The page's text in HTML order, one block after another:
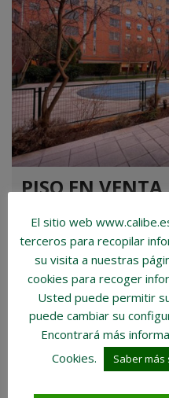
PISO EN
€285.000
Habitaciones: 2 Baños: 2
Tamaño de la propiedad:
4 años ago
El sitio web
terceros para recopilar
su visita a nuestras
cookies para recoger
Usted puede permitir
puede cambiar su
Encontrará más
Cookies.
Saber más